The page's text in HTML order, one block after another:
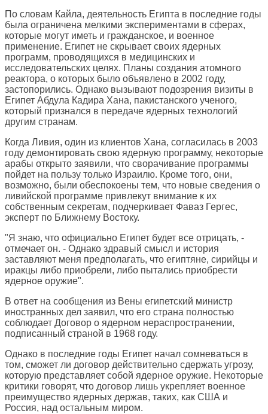
По словам Кайла, деятельность Египта в последние годы
была ограничена мелкими экспериментами в сферах,
которые могут иметь и гражданское, и военное
применение. Египет не скрывает своих ядерных
программ, проводящихся в медицинских и
исследовательских целях. Планы создания атомного
реактора, о которых было объявлено в 2002 году,
застопорились. Однако вызывают подозрения визиты в
Египет Абдула Кадира Хана, пакистанского ученого,
который признался в передаче ядерных технологий
другим странам.
Когда Ливия, один из клиентов Хана, согласилась в 2003
году демонтировать свою ядерную программу, некоторые
арабы открыто заявили, что сворачивание программы
пойдет на пользу только Израилю. Кроме того, они,
возможно, были обеспокоены тем, что новые сведения о
ливийской программе привлекут внимание к их
собственным секретам, подчеркивает Фаваз Гергес,
эксперт по Ближнему Востоку.
"Я знаю, что официально Египет будет все отрицать, -
отмечает он. - Однако здравый смысл и история
заставляют меня предполагать, что египтяне, сирийцы и
иракцы либо приобрели, либо пытались приобрести
ядерное оружие".
В ответ на сообщения из Вены египетский министр
иностранных дел заявил, что его страна полностью
соблюдает Договор о ядерном нераспространении,
подписанный страной в 1968 году.
Однако в последние годы Египет начал сомневаться в
том, сможет ли договор действительно сдержать угрозу,
которую представляет собой ядерное оружие. Некоторые
критики говорят, что договор лишь укрепляет военное
преимущество ядерных держав, таких, как США и
Россия, над остальным миром.